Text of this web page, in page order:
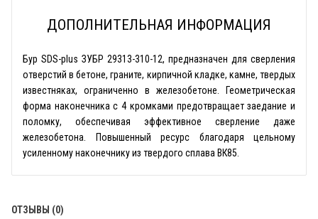
ДОПОЛНИТЕЛЬНАЯ ИНФОРМАЦИЯ
Бур SDS-plus ЗУБР 29313-310-12, предназначен для сверления
отверстий в бетоне, граните, кирпичной кладке, камне, твердых
известняках, ограниченно в железобетоне. Геометрическая
форма наконечника с 4 кромками предотвращает заедание и
поломку, обеспечивая эффективное сверление даже
железобетона. Повышенный ресурс благодаря цельному
усиленному наконечнику из твердого сплава ВК85.
ОТЗЫВЫ (0)